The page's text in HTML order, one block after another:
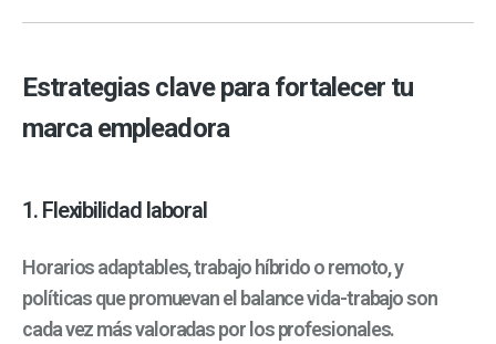
Estrategias clave para fortalecer tu
marca empleadora
1. Flexibilidad laboral
Horarios adaptables, trabajo híbrido o remoto, y
políticas que promuevan el balance vida-trabajo son
cada vez más valoradas por los profesionales.